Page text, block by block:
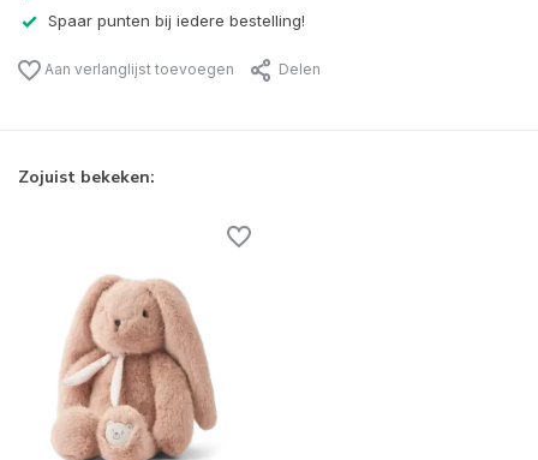
Spaar punten bij iedere bestelling!
Aan verlanglijst toevoegen Delen
Zojuist bekeken: